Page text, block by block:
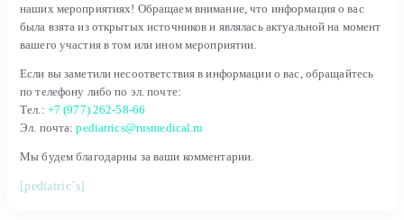
наших мероприятиях! Обращаем внимание, что информация о вас
была взята из открытых источников и являлась актуальной на момент
вашего участия в том или ином мероприятии.
Если вы заметили несоответствия в информации о вас, обращайтесь
по телефону либо по эл. почте:
Тел.: +7 (977) 262-58-66
Эл. почта:pediatrics@rusmedical.ru
Мы будем благодарны за ваши комментарии.
[pediatric`s]